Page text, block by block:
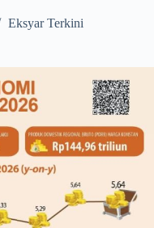
Eksyar Terkini